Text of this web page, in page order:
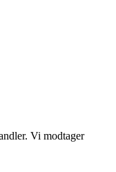
Vi modtager